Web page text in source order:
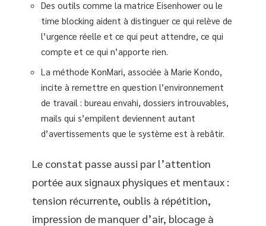
Des outils comme la matrice Eisenhower ou le
time blocking aident à distinguer ce qui relève de
l’urgence réelle et ce qui peut attendre, ce qui
compte et ce qui n’apporte rien.
La méthode KonMari, associée à Marie Kondo,
incite à remettre en question l’environnement
de travail : bureau envahi, dossiers introuvables,
mails qui s’empilent deviennent autant
d’avertissements que le système est à rebâtir.
Le constat passe aussi par l’attention
portée aux signaux physiques et mentaux :
tension récurrente, oublis à répétition,
impression de manquer d’air, blocage à